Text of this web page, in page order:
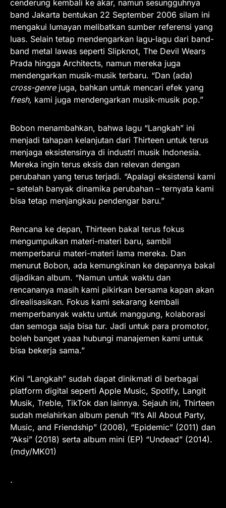
cenderung kembali ke akar, namun sesungguhnya
band Jakarta bentukan 22 September 2006 silam ini
mengakui lumayan melibatkan sumber referensi yang
luas. Selain tetap mendengarkan lagu-lagu dari band-
band metal lawas seperti Slipknot, The Devil Wears
Prada hingga Architects, namun mereka juga
mendengarkan musik-musik terbaru. “Dan (ada)
cross-genrejuga, bahkan untuk mencari efek yang
fresh, kami juga mendengarkan musik-musik pop.”
Bobon menambahkan, bahwa lagu “Langkah” ini
menjadi tahapan kelanjutan dari Thirteen untuk terus
menjaga eksistensinya di industri musik Indonesia.
Mereka ingin terus eksis dan relevan dengan
perubahan yang terus terjadi. “Apalagi eksistensi kami
– setelah banyak dinamika perubahan – ternyata kami
bisa tetap menjangkau pendengar baru.”
Rencana ke depan, Thirteen bakal terus fokus
mengumpulkan materi-materi baru, sambil
memperbarui materi-materi lama mereka. Dan
menurut Bobon, ada kemungkinan ke depannya bakal
dijadikan album. “Namun untuk waktu dan
rencananya masih kami pikirkan bersama kapan akan
direalisasikan. Fokus kami sekarang kembali
memperbanyak waktu untuk manggung, kolaborasi
dan semoga saja bisa tur. Jadi untuk para promotor,
boleh banget yaaa hubungi manajemen kami untuk
bisa bekerja sama.”
Kini “Langkah” sudah dapat dinikmati di berbagai
platform digital seperti Apple Music, Spotify, Langit
Musik, Treble, TikTok dan lainnya. Sejauh ini, Thirteen
sudah melahirkan album penuh “It’s All About Party,
Music, and Friendship” (2008), “Epidemic” (2011) dan
“Aksi” (2018) serta album mini (EP) “Undead” (2014).
(mdy/MK01)
.